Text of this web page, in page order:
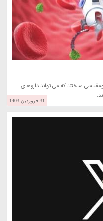
ساختند که می تواند داروهای
31 فروردین 1403